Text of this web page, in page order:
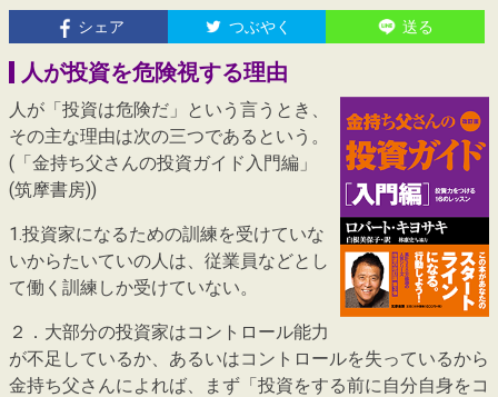
シェア つぶやく 送る
人が投資を危険視する理由
人が「投資は危険だ」という言うとき、
その主な理由は次の三つであるという。
(「金持ち父さんの投資ガイド入門編」
(筑摩書房))
1.投資家になるための訓練を受けていな
いからたいていの人は、従業員などとし
て働く訓練しか受けていない。
２．大部分の投資家はコントロール能力
が不足しているか、あるいはコントロールを失っているから
金持ち父さんによれば、まず「投資をする前に自分自身をコ
auかんたん決済
My SoftBankログイン